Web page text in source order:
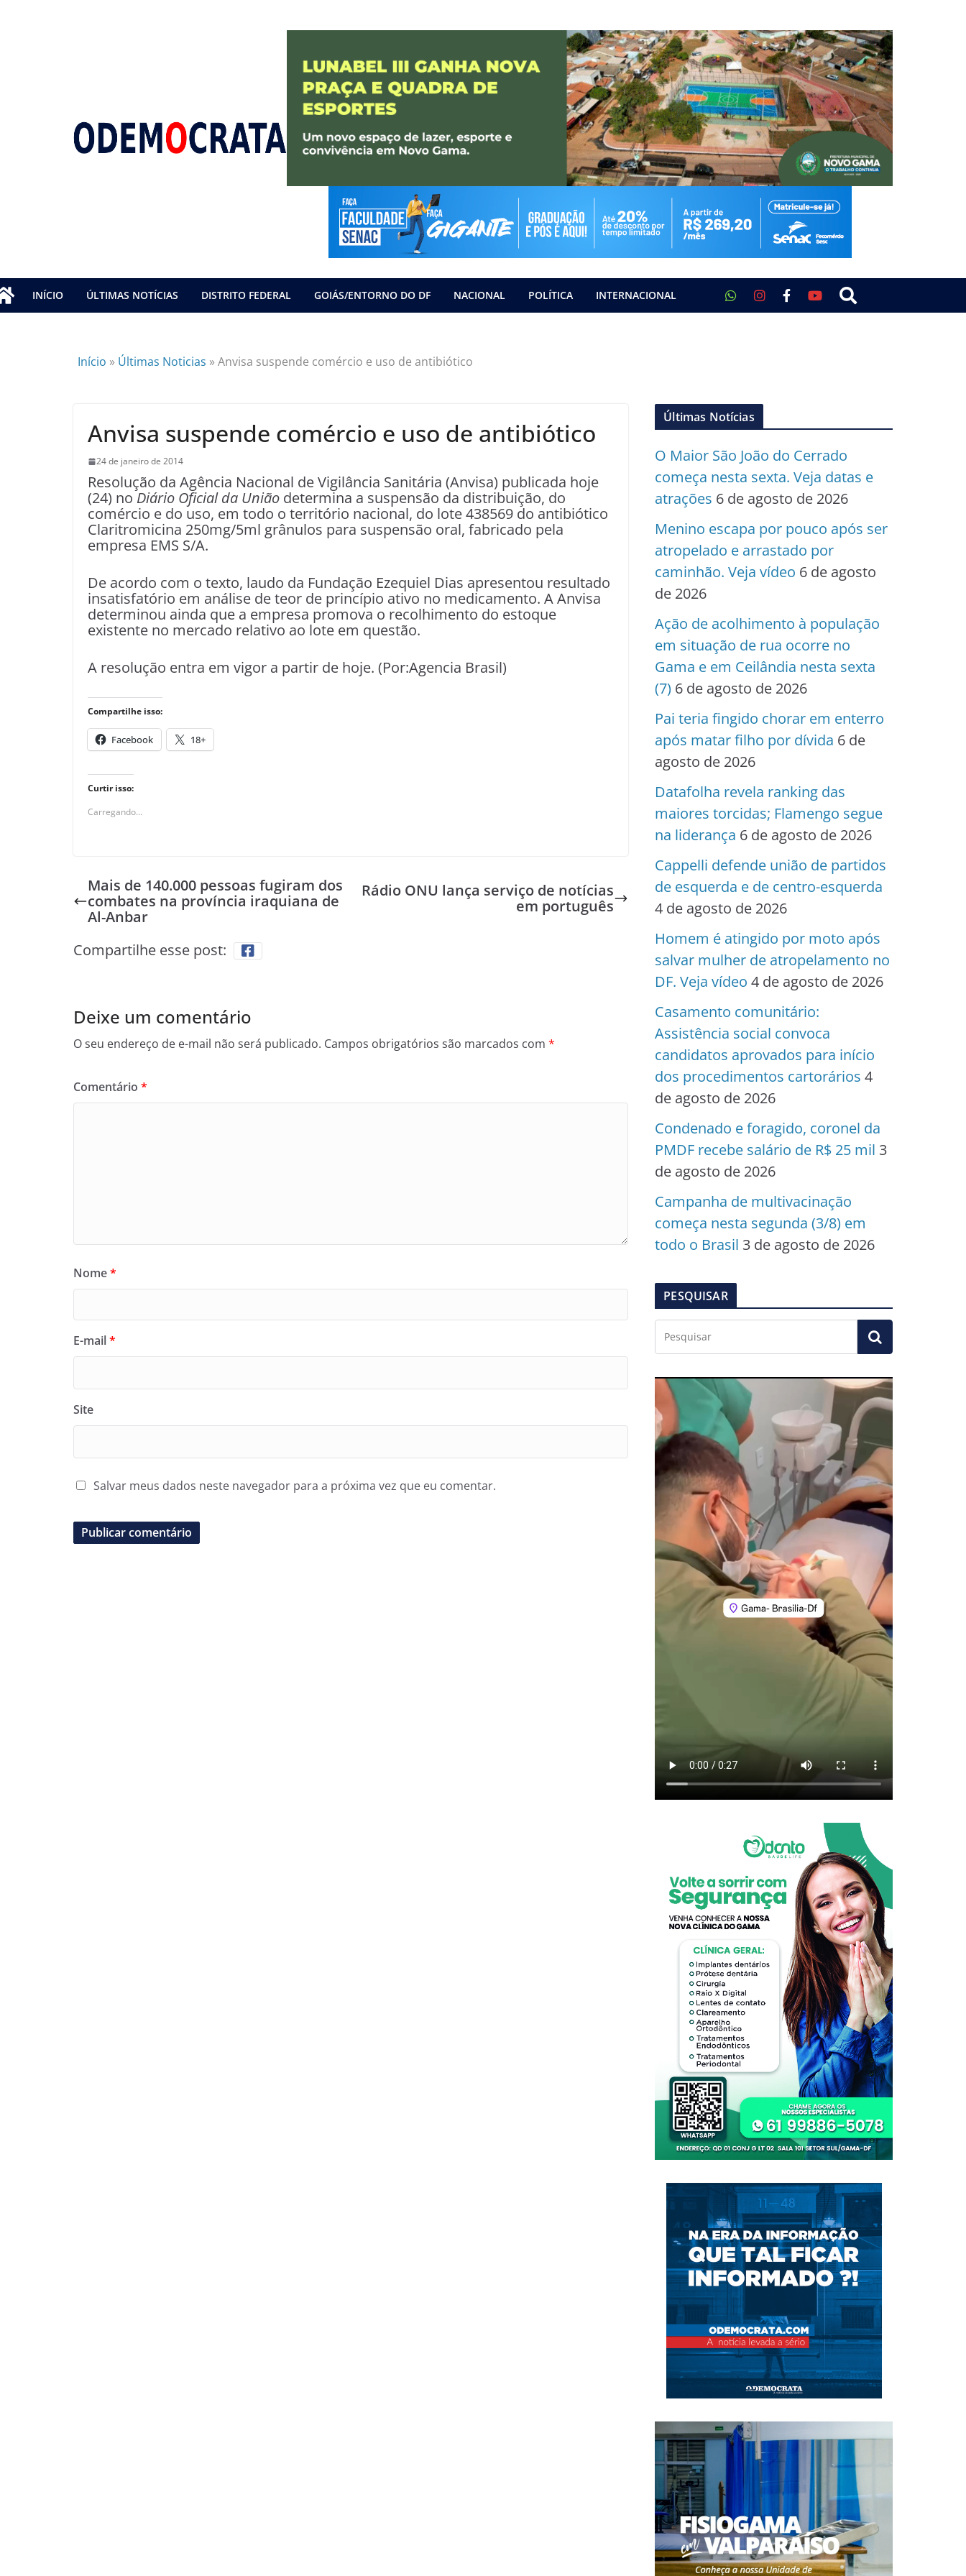
INÍCIO ÚLTIMAS NOTÍCIAS DISTRITO FEDERAL GOIÁS/ENTORNO DO DF NACIONAL POLÍTICA INTERNACIONAL
Início » Últimas Noticias »Anvisa suspende comércio e uso de antibiótico
Anvisa suspende comércio e uso de antibiótico
24 de janeiro de 2014
Resolução da Agência Nacional de Vigilância Sanitária (Anvisa) publicada hoje
(24) no Diário Oficial da União determina a suspensão da distribuição, do
comércio e do uso, em todo o território nacional, do lote 438569 do antibiótico
Claritromicina 250mg/5ml grânulos para suspensão oral, fabricado pela
empresa EMS S/A.
De acordo com o texto, laudo da Fundação Ezequiel Dias apresentou resultado
insatisfatório em análise de teor de princípio ativo no medicamento. A Anvisa
determinou ainda que a empresa promova o recolhimento do estoque
existente no mercado relativo ao lote em questão.
A resolução entra em vigor a partir de hoje. (Por:Agencia Brasil)
Compartilhe isso:
Facebook 18+
Curtir isso:
Carregando...
Mais de 140.000 pessoas fugiram dos
combates na província iraquiana de
Al-Anbar
Rádio ONU lança serviço de notícias
em português
Compartilhe esse post:
Deixe um comentário
O seu endereço de e-mail não será publicado. Campos obrigatórios são marcados com *
Comentário *
Nome*
E-mail*
Site
Salvar meus dados neste navegador para a próxima vez que eu comentar.
Últimas Notícias
O Maior São João do Cerrado
começa nesta sexta. Veja datas e
atrações 6 de agosto de 2026
Menino escapa por pouco após ser
atropelado e arrastado por
caminhão. Veja vídeo 6 de agosto
de 2026
Ação de acolhimento à população
em situação de rua ocorre no
Gama e em Ceilândia nesta sexta
(7) 6 de agosto de 2026
Pai teria fingido chorar em enterro
após matar filho por dívida 6 de
agosto de 2026
Datafolha revela ranking das
maiores torcidas; Flamengo segue
na liderança 6 de agosto de 2026
Cappelli defende união de partidos
de esquerda e de centro-esquerda
4 de agosto de 2026
Homem é atingido por moto após
salvar mulher de atropelamento no
DF. Veja vídeo 4 de agosto de 2026
Casamento comunitário:
Assistência social convoca
candidatos aprovados para início
dos procedimentos cartorários 4
de agosto de 2026
Condenado e foragido, coronel da
PMDF recebe salário de R$ 25 mil 3
de agosto de 2026
Campanha de multivacinação
começa nesta segunda (3/8) em
todo o Brasil 3 de agosto de 2026
PESQUISAR